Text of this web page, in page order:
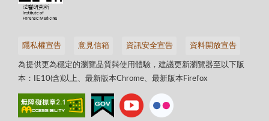
隱私權宣告 意見信箱 資訊安全宣告 資料開放宣告
為提供更為穩定的瀏覽品質與使用體驗，建議更新瀏覽器至以下版
本：IE10(含)以上、最新版本Chrome、最新版本Firefox